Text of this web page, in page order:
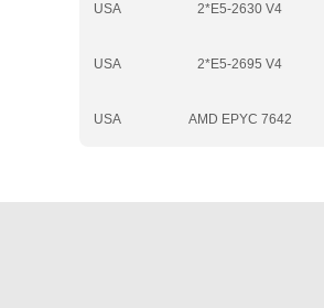
USA 2*E5-2630 V4
USA 2*E5-2695 V4
USA AMD EPYC 7642